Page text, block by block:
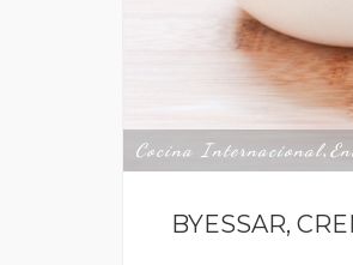
Cocina Internacional,
BYESSAR,